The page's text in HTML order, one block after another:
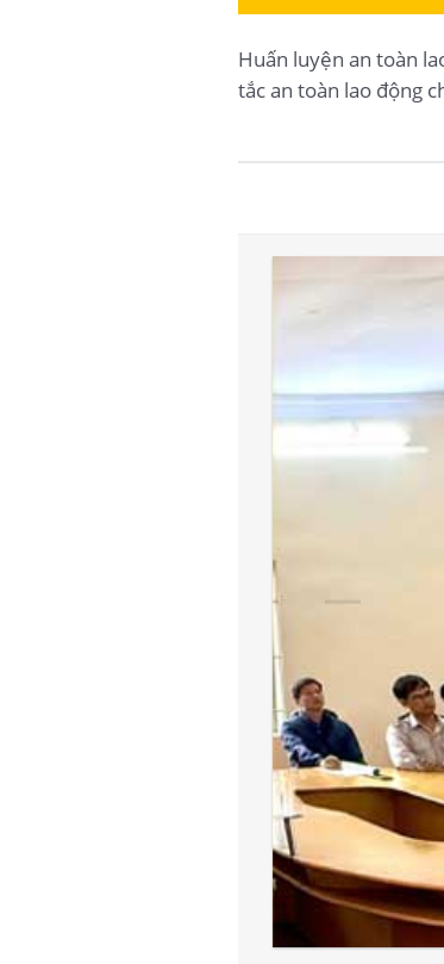
Huấn luyện an toàn
tắc an toàn lao động